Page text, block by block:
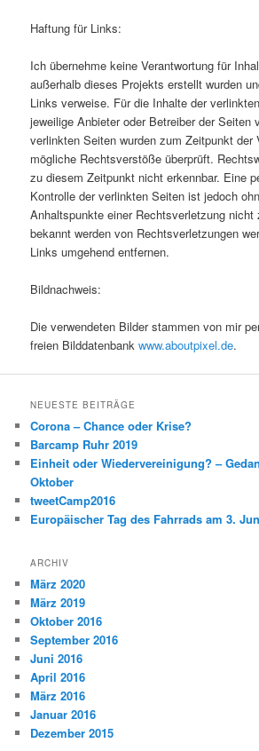
Haftung für Links:
Ich übernehme keine Verantwortung für
außerhalb dieses Projekts erstellt wurden
Links verweise. Für die Inhalte der
jeweilige Anbieter oder Betreiber der Seiten
verlinkten Seiten wurden zum Zeitpunkt der
mögliche Rechtsverstöße überprüft.
zu diesem Zeitpunkt nicht erkennbar. Eine
Kontrolle der verlinkten Seiten ist jedoch
Anhaltspunkte einer Rechtsverletzung nicht
bekannt werden von Rechtsverletzungen
Links umgehend entfernen.
Bildnachweis:
Die verwendeten Bilder stammen von mir
freien Bilddatenbankwww.aboutpixel.de.
NEUESTE BEITRÄGE
Corona – Chance oder Krise?
Barcamp Ruhr 2019
Einheit oder Wiedervereinigung? –
Oktober
tweetCamp2016
Europäischer Tag des Fahrrads am 3.
ARCHIV
März 2020
März 2019
Oktober 2016
September 2016
Juni 2016
April 2016
März 2016
Januar 2016
Dezember 2015